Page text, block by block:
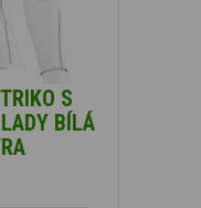
S
BÍLÁ